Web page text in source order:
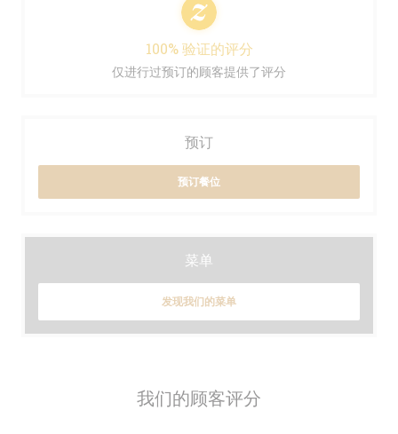
我们的顾客评分
100% 验证的评分
仅进行过预订的顾客提供了评分
预订
预订餐位
菜单
发现我们的菜单